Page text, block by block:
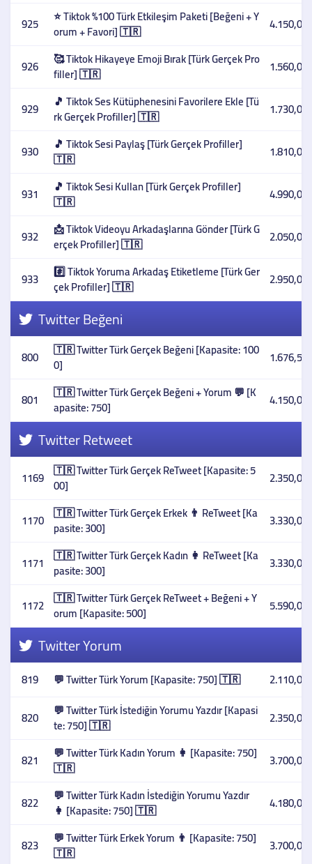
925 ⭐ Tiktok %100 Türk Etkileşim Paketi [Beğeni + Y
orum + Favori] 🇹🇷 4.150,00
926 🥰 Tiktok Hikayeye Emoji Bırak [Türk Gerçek Pro
filler] 🇹🇷 1.560,00
929 🎵 Tiktok Ses Kütüphenesini Favorilere Ekle [Tü
rk Gerçek Profiller] 🇹🇷 1.730,00
930 🎵 Tiktok Sesi Paylaş [Türk Gerçek Profiller]
🇹🇷 1.810,00
931 🎵 Tiktok Sesi Kullan [Türk Gerçek Profiller]
🇹🇷 4.990,00
932 📩 Tiktok Videoyu Arkadaşlarına Gönder [Türk G
erçek Profiller] 🇹🇷 2.050,00
933 #️⃣ Tiktok Yoruma Arkadaş Etiketleme [Türk Ger
çek Profiller] 🇹🇷 2.950,00
Twitter Beğeni
800 🇹🇷 Twitter Türk Gerçek Beğeni [Kapasite: 100
0] 1.676,59
801 🇹🇷 Twitter Türk Gerçek Beğeni + Yorum 💬 [K
apasite: 750] 4.150,00
Twitter Retweet
1169 🇹🇷 Twitter Türk Gerçek ReTweet [Kapasite: 5
00] 2.350,00
1170 🇹🇷 Twitter Türk Gerçek Erkek 👨 ReTweet [Ka
pasite: 300] 3.330,00
1171 🇹🇷 Twitter Türk Gerçek Kadın 👩 ReTweet [Ka
pasite: 300] 3.330,00
1172 🇹🇷 Twitter Türk Gerçek ReTweet + Beğeni + Y
orum [Kapasite: 500] 5.590,00
Twitter Yorum
819 💬 Twitter Türk Yorum [Kapasite: 750] 🇹🇷
2.110,00
820
💬 Twitter Türk İstediğin Yorumu Yazdır [Kapasi
te: 750] 🇹🇷 2.350,00
821 💬 Twitter Türk Kadın Yorum 👩 [Kapasite: 750]
🇹🇷 3.700,00
822 💬 Twitter Türk Kadın İstediğin Yorumu Yazdır
👩 [Kapasite: 750] 🇹🇷 4.180,00
823 💬 Twitter Türk Erkek Yorum 👨 [Kapasite: 750]
🇹🇷 3.700,00